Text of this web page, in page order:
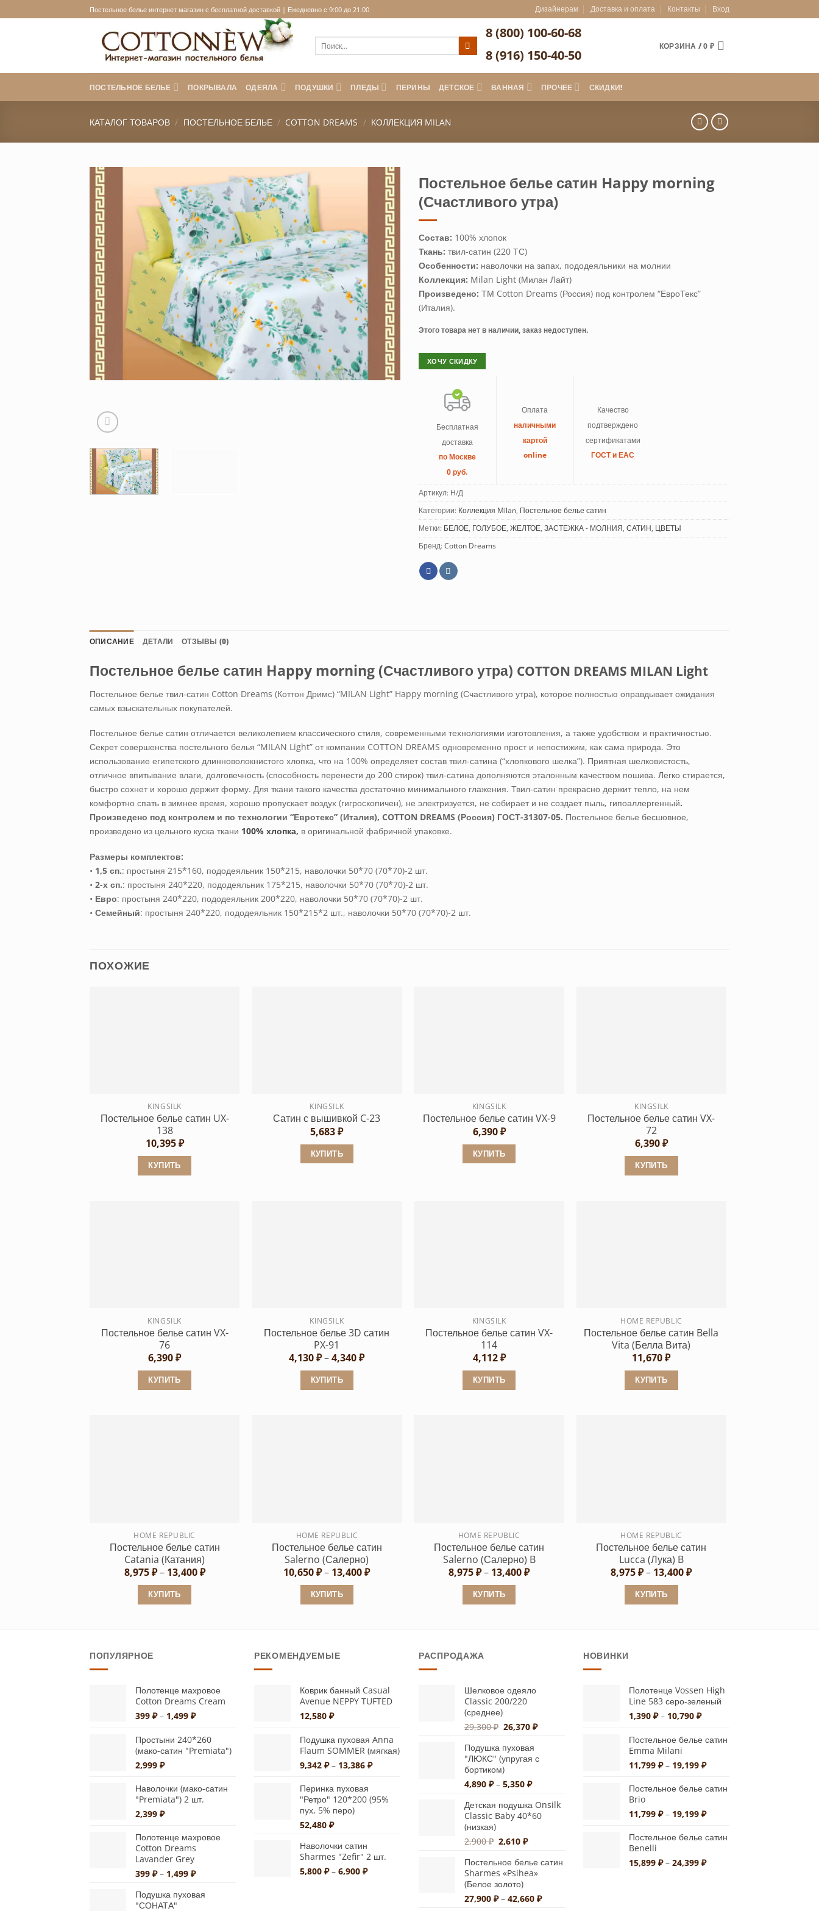
to
Постельное белье интернет магазин с бесплатной доставкой | Ежедневно с 9:00 до 21:00 Дизайнерам Доставка и оплата Контакты Вход
Искать:
8 (800) 100-60-68
8 (916) 150-40-50
КОРЗИНА /0 ₽
ПОСТЕЛЬНОЕ БЕЛЬЕ ПОКРЫВАЛА ОДЕЯЛА ПОДУШКИ ПЛЕДЫ ПЕРИНЫ ДЕТСКОЕ ВАННАЯ ПРОЧЕЕ СКИДКИ!
КАТАЛОГ ТОВАРОВ / ПОСТЕЛЬНОЕ БЕЛЬЕ / COTTON DREAMS / КОЛЛЕКЦИЯ MILAN
Постельное белье сатин Happy morning
(Счастливого утра)
Состав: 100% хлопок
Ткань: твил-сатин (220 ТС)
Особенности: наволочки на запах, пододеяльники на молнии
Коллекция: Milan Light (Милан Лайт)
Произведено: ТМ Cotton Dreams (Россия) под контролем “ЕвроТекс”
(Италия).
Этого товара нет в наличии, заказ недоступен.
ХОЧУ СКИДКУ
Бесплатная
доставка
по Москве
0 руб.
Оплата
наличными
картой
online
Качество
подтверждено
сертификатами
ГОСТ и ЕАС
Артикул: Н/Д
Категории: Коллекция Milan, Постельное белье сатин
Метки: БЕЛОЕ, ГОЛУБОЕ, ЖЕЛТОЕ, ЗАСТЕЖКА - МОЛНИЯ, САТИН, ЦВЕТЫ
Бренд: Cotton Dreams
ОПИСАНИЕ ДЕТАЛИ ОТЗЫВЫ (0)
Постельное белье сатин Happy morning (Счастливого утра) COTTON DREAMS MILAN Light
Постельное белье твил-сатин Cotton Dreams (Коттон Дримс) “MILAN Light” Happy morning (Счастливого утра), которое полностью оправдывает ожидания
самых взыскательных покупателей.
Постельное белье сатин отличается великолепием классического стиля, современными технологиями изготовления, а также удобством и практичностью.
Секрет совершенства постельного белья “MILAN Light” от компании COTTON DREAMS одновременно прост и непостижим, как сама природа. Это
использование египетского длинноволокнистого хлопка, что на 100% определяет состав твил-сатина (“хлопкового шелка”). Приятная шелковистость,
отличное впитывание влаги, долговечность (способность перенести до 200 стирок) твил-сатина дополняются эталонным качеством пошива. Легко стирается,
быстро сохнет и хорошо держит форму. Для ткани такого качества достаточно минимального глажения. Твил-сатин прекрасно держит тепло, на нем
комфортно спать в зимнее время, хорошо пропускает воздух (гигроскопичен), не электризуется, не собирает и не создает пыль, гипоаллергенный.
Произведено под контролем и по технологии “Евротекс” (Италия), COTTON DREAMS (Россия) ГОСТ-31307-05. Постельное белье бесшовное,
произведено из цельного куска ткани 100% хлопка, в оригинальной фабричной упаковке.
Размеры комплектов:
• 1,5 сп.: простыня 215*160, пододеяльник 150*215, наволочки 50*70 (70*70)-2 шт.
• 2-х сп.: простыня 240*220, пододеяльник 175*215, наволочки 50*70 (70*70)-2 шт.
• Евро: простыня 240*220, пододеяльник 200*220, наволочки 50*70 (70*70)-2 шт.
• Семейный: простыня 240*220, пододеяльник 150*215*2 шт., наволочки 50*70 (70*70)-2 шт.
ПОХОЖИЕ
KINGSILK
Постельное белье сатин UX-
138
10,395₽
КУПИТЬ
странице
товара.
KINGSILK
Сатин с вышивкой C-23
5,683₽
КУПИТЬ
товара.
KINGSILK
Постельное белье сатин VX-9
6,390₽
КУПИТЬ
товара.
KINGSILK
Постельное белье сатин VX-
72
6,390₽
КУПИТЬ
странице
товара.
KINGSILK
Постельное белье сатин VX-
76
6,390₽
КУПИТЬ
странице
товара.
KINGSILK
Постельное белье 3D сатин
PX-91
4,130₽–4,340₽Диапазон
КУПИТЬ
странице
товара.
KINGSILK
Постельное белье сатин VX-
114
4,112₽
КУПИТЬ
странице
товара.
HOME REPUBLIC
Постельное белье сатин Bella
Vita (Белла Вита)
11,670₽
КУПИТЬ
странице
товара.
HOME REPUBLIC
Постельное белье сатин
Catania (Катания)
8,975₽– 13,400₽Диапазон
КУПИТЬ
Опции
можно
выбрать
странице
товара.
HOME REPUBLIC
Постельное белье сатин
Salerno (Салерно)
10,650₽– 13,400₽Диапазон
КУПИТЬ
несколько
Опции
можно
выбрать
странице
товара.
HOME REPUBLIC
Постельное белье сатин
Salerno (Салерно) B
8,975₽– 13,400₽Диапазон
КУПИТЬ
Опции
можно
выбрать
на
странице
товара.
HOME REPUBLIC
Постельное белье сатин
Lucca (Лука) B
8,975₽– 13,400₽Диапазон
КУПИТЬ
Опции
можно
выбрать
странице
товара.
ПОПУЛЯРНОЕ
Полотенце махровое
Cotton Dreams Cream
399 ₽ – 1,499 ₽Диапазон
399 ₽
–
Простыни 240*260
(мако-сатин "Premiata")
2,999 ₽
Наволочки (мако-сатин
"Premiata") 2 шт.
2,399 ₽
Полотенце махровое
Cotton Dreams
Lavander Grey
399 ₽ – 1,499 ₽Диапазон
399 ₽
Подушка пуховая
"СОНАТА"
РЕКОМЕНДУЕМЫЕ
Коврик банный Casual
Avenue NEPPY TUFTED
12,580 ₽
Подушка пуховая Anna
Flaum SOMMER (мягкая)
9,342 ₽ – 13,386 ₽Диапазон
–
Перинка пуховая
"Ретро" 120*200 (95%
пух, 5% перо)
52,480 ₽
Наволочки сатин
Sharmes "Zefir" 2 шт.
5,800 ₽ – 6,900 ₽Диапазон
РАСПРОДАЖА
Шелковое одеяло
Classic 200/220
(среднее)
29,300₽ Первоначальная
составляла
29,300 ₽.
26,370₽Текущая
Подушка пуховая
"ЛЮКС" (упругая с
бортиком)
4,890 ₽ – 5,350 ₽Диапазон
4,890 ₽
–
Детская подушка Onsilk
Classic Baby 40*60
(низкая)
2,900₽ Первоначальная
составляла
2,900 ₽.
2,610₽Текущая
2,610 ₽.
Постельное белье сатин
Sharmes «Psihea»
(Белое золото)
27,900 ₽ – 42,660 ₽Диапазон
НОВИНКИ
Полотенце Vossen High
Line 583 серо-зеленый
1,390 ₽ – 10,790 ₽Диапазон
1,390 ₽
10,790 ₽
Постельное белье сатин
Emma Milani
11,799 ₽ – 19,199 ₽Диапазон
11,799 ₽
19,199 ₽
Постельное белье сатин
Brio
11,799 ₽ – 19,199 ₽Диапазон
11,799 ₽
19,199 ₽
Постельное белье сатин
Benelli
15,899 ₽ – 24,399 ₽Диапазон